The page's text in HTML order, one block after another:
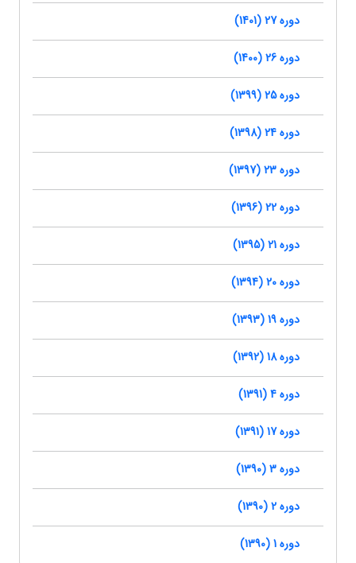
دوره 27 (1401)
دوره 26 (1400)
دوره 25 (1399)
دوره 24 (1398)
دوره 23 (1397)
دوره 22 (1396)
دوره 21 (1395)
دوره 20 (1394)
دوره 19 (1393)
دوره 18 (1392)
دوره 4 (1391)
دوره 17 (1391)
دوره 3 (1390)
دوره 2 (1390)
دوره 1 (1390)